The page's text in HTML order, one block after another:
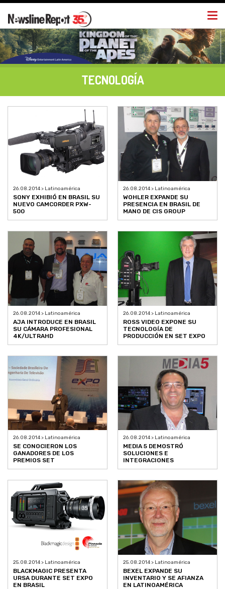
TECNOLOGÍA
26.08.2014 > Latinoamérica
SONY EXHIBIÓ EN BRASIL SU
NUEVO CAMCORDER PXW-
500
26.08.2014 > Latinoamérica
WOHLER EXPANDE SU
PRESENCIA EN BRASIL DE
MANO DE CIS GROUP
26.08.2014 > Latinoamérica
AJA INTRODUCE EN BRASIL
SU CÁMARA PROFESIONAL
4K/ULTRAHD
26.08.2014 > Latinoamérica
ROSS VIDEO EXPONE SU
TECNOLOGÍA DE
PRODUCCIÓN EN SET EXPO
26.08.2014 > Latinoamérica
SE CONOCIERON LOS
GANADORES DE LOS
PREMIOS SET
26.08.2014 > Latinoamérica
MEDIA 5 DEMOSTRÓ
SOLUCIONES E
INTEGRACIONES
25.08.2014 > Latinoamérica
BLACKMAGIC PRESENTA
URSA DURANTE SET EXPO
EN BRASIL
25.08.2014 > Latinoamérica
BEXEL EXPANDE SU
INVENTARIO Y SE AFIANZA
EN LATINOAMÉRICA